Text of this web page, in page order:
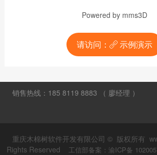
Powered by mms3D
请访问： 示例演示
销售热线：185 8119 8883 （ 廖经理 ）
重庆木棉树软件开发有限公司 © 版权所有
Rights Reserved 工信部备案：渝ICP备